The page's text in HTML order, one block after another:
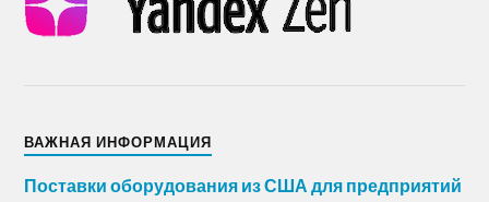
ВАЖНАЯ ИНФОРМАЦИЯ
Поставки оборудования из США для предприятий